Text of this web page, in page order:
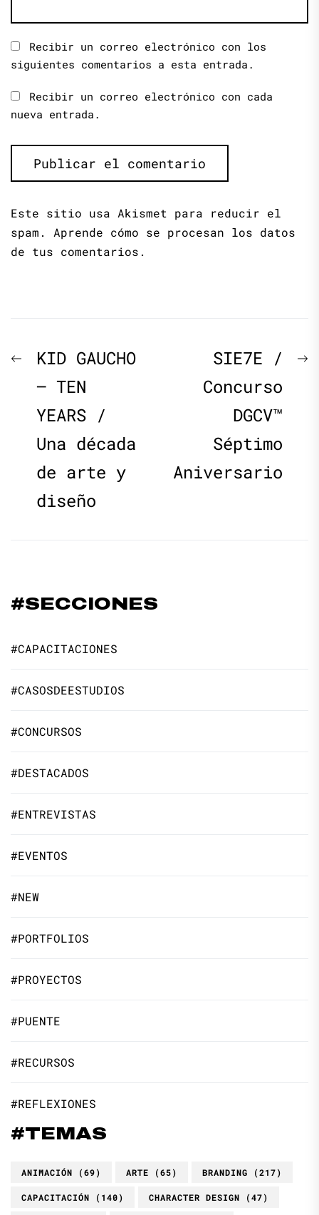
Recibir un correo electrónico con los
siguientes comentarios a esta entrada.
Recibir un correo electrónico con cada
nueva entrada.
Este sitio usa Akismet para reducir el
spam. Aprende cómo se procesan los datos
de tus comentarios.
Navegación
de
entradas
Previous
post:
KID GAUCHO
– TEN
YEARS /
Una década
de arte y
diseño
SIE7E /
Concurso
DGCV™
Séptimo
Aniversario
#SECCIONES
#CAPACITACIONES
#CASOSDEESTUDIOS
#CONCURSOS
#DESTACADOS
#ENTREVISTAS
#EVENTOS
#NEW
#PORTFOLIOS
#PROYECTOS
#PUENTE
#RECURSOS
#REFLEXIONES
#TEMAS
ANIMACIÓN (69) ARTE (65) BRANDING (217)
CAPACITACIÓN (140) CHARACTER DESIGN (47)